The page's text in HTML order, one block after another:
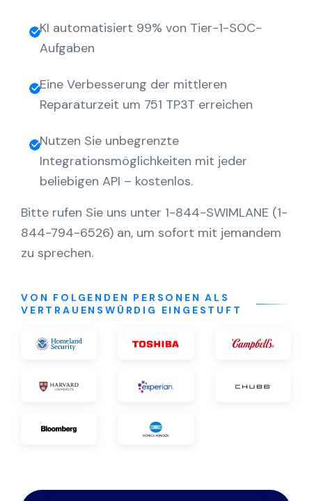
KI automatisiert 99% von Tier-1-SOC-
Aufgaben
Eine Verbesserung der mittleren
Reparaturzeit um 751 TP3T erreichen
Nutzen Sie unbegrenzte
Integrationsmöglichkeiten mit jeder
beliebigen API – kostenlos.
Bitte rufen Sie uns unter 1-844-SWIMLANE (1-
844-794-6526) an, um sofort mit jemandem
zu sprechen.
VON FOLGENDEN PERSONEN ALS
VERTRAUENSWÜRDIG EINGESTUFT